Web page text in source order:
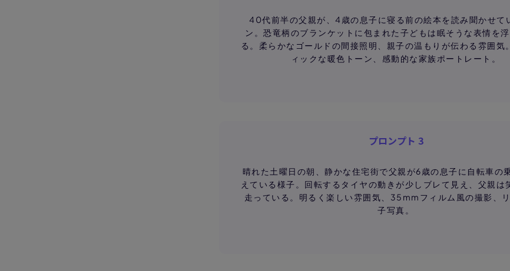
40代前半の父親が、4歳の息子に寝る前の絵本を読み聞かせて
ン。恐竜柄のブランケットに包まれた子どもは眠そうな表情を
る。柔らかなゴールドの間接照明、親子の温もりが伝わる雰囲気
ィックな暖色トーン、感動的な家族ポートレート。
プロンプト 3
晴れた土曜日の朝、静かな住宅街で父親が6歳の息子に自転車の
えている様子。回転するタイヤの動きが少しブレて見え、父親は
走っている。明るく楽しい雰囲気、35mmフィルム風の撮影、
子写真。